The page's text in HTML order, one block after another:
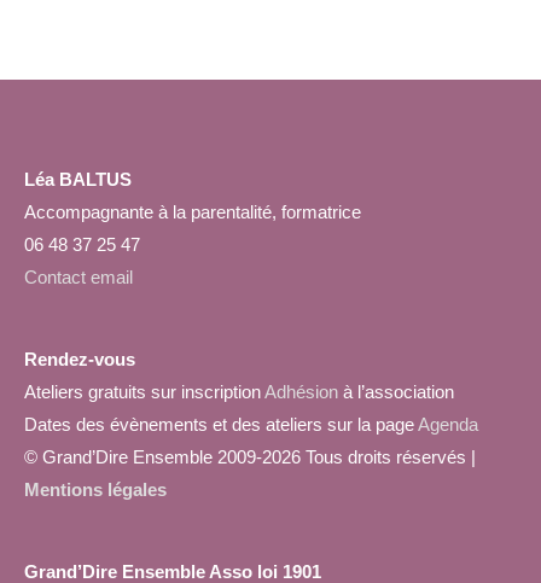
Léa BALTUS
Accompagnante à la parentalité, formatrice
06 48 37 25 47
Contact email
Rendez-vous
Ateliers gratuits sur inscriptionAdhésion à l’association
Dates des évènements et des ateliers sur la pageAgenda
© Grand’Dire Ensemble 2009-2026 Tous droits réservés |
Mentions légales
Grand’Dire Ensemble Asso loi 1901